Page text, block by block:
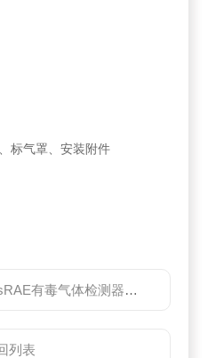
标气罩、安装附件
毒气体检测器SP-1104Plus
列表